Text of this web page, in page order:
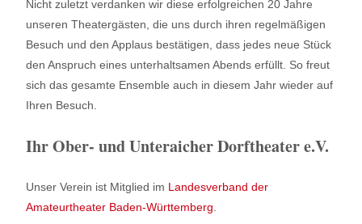
Nicht zuletzt verdanken wir diese erfolgreichen 20 Jahre
unseren Theatergästen, die uns durch ihren regelmäßigen
Besuch und den Applaus bestätigen, dass jedes neue Stück
den Anspruch eines unterhaltsamen Abends erfüllt. So freut
sich das gesamte Ensemble auch in diesem Jahr wieder auf
Ihren Besuch.
Ihr Ober- und Unteraicher Dorftheater e.V.
Unser Verein ist Mitglied im Landesverband der
Amateurtheater Baden-Württemberg